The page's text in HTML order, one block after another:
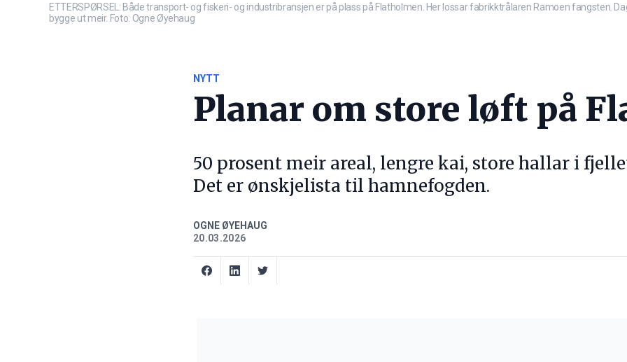
ETTERSPØRSEL: Både transport- og fiskeri- og industribransjen er på plass på Flatholmen. Her lossar fabrikktrålaren Ramoen fangsten.
bygge ut meir. Foto: Ogne Øyehaug
NYTT
Planar om store løft på
50 prosent meir areal, lengre kai, store hallar i
Det er ønskjelista til hamnefogden.
OGNE ØYEHAUG
20.03.2026